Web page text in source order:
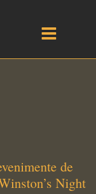
de
Night